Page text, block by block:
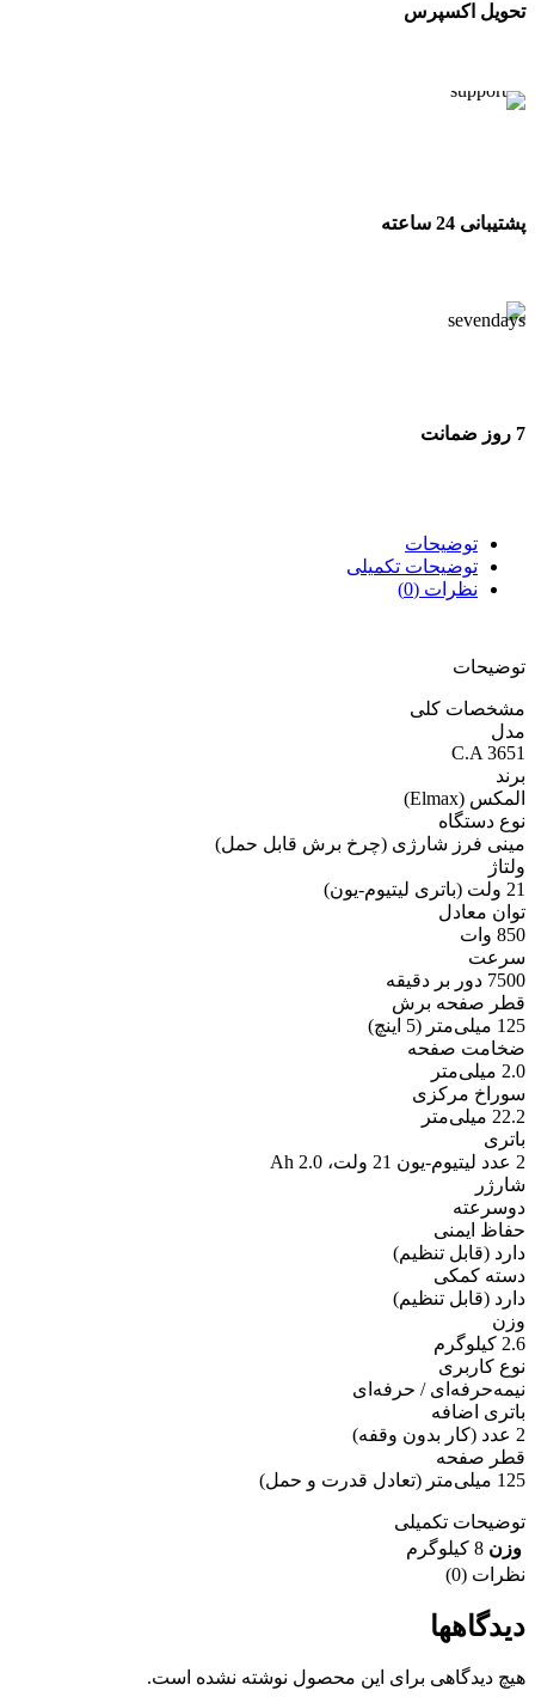
تحویل اکسپرس
پشتیبانی 24 ساعته
7 روز ضمانت
توضیحات
توضیحات تکمیلی
نظرات (0)
توضیحات
مشخصات کلی
مدل
C.A 3651
برند
المکس (Elmax)
نوع دستگاه
مینی فرز شارژی (چرخ برش قابل حمل)
ولتاژ
21 ولت (باتری لیتیوم-یون)
توان معادل
850 وات
سرعت
7500 دور بر دقیقه
قطر صفحه برش
125 میلی‌متر (5 اینچ)
ضخامت صفحه
2.0 میلی‌متر
سوراخ مرکزی
22.2 میلی‌متر
باتری
2 عدد لیتیوم-یون 21 ولت، 2.0 Ah
شارژر
دوسرعته
حفاظ ایمنی
دارد (قابل تنظیم)
دسته کمکی
دارد (قابل تنظیم)
وزن
2.6 کیلوگرم
نوع کاربری
نیمه‌حرفه‌ای / حرفه‌ای
باتری اضافه
2 عدد (کار بدون وقفه)
قطر صفحه
125 میلی‌متر (تعادل قدرت و حمل)
توضیحات تکمیلی
وزن 8 کیلوگرم
نظرات (0)
دیدگاهها
هیچ دیدگاهی برای این محصول نوشته نشده است.